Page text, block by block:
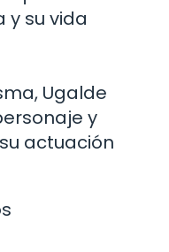
y su vida
Ugalde
y
actuación